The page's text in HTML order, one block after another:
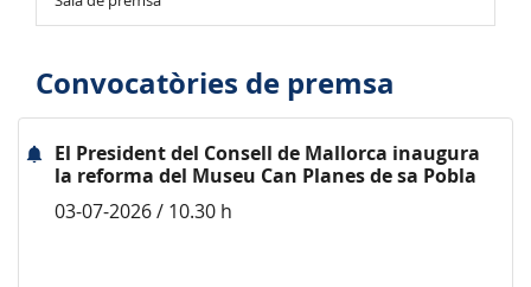
Convocatòries de premsa
El President del Consell de Mallorca inaugura
la reforma del Museu Can Planes de sa Pobla
03-07-2026 / 10.30 h